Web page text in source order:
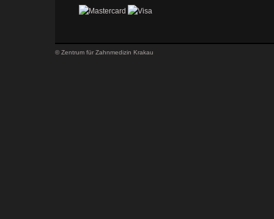
© Zentrum für Zahnmedizin Krakau